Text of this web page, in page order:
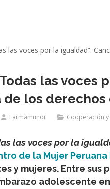
las voces
de los
Farmamundi Cooperación
las voces por la
de la Mujer Peruana
y mujeres. Entre sus
adolescente